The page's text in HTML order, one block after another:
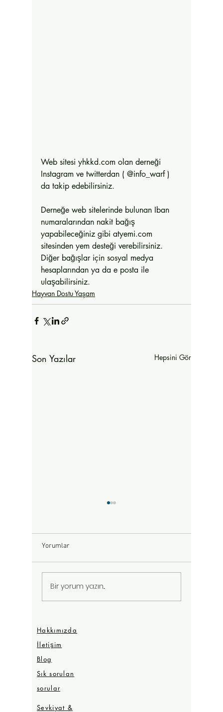
Web sitesi yhkkd.com olan derneği
Instagram ve twitterdan ( @info_warf )
da takip edebilirsiniz.
Derneğe web sitelerinde bulunan Iban
numaralarından nakit bağış
yapabileceğiniz gibi atyemi.com
sitesinden yem desteği verebilirsiniz.
Diğer bağışlar için sosyal medya
hesaplarından ya da e posta ile
ulaşabilirsiniz.
Hayvan Dostu Yaşam
Son Yazılar Hepsini Gör
Hayvan Deneyleri ve
ürünlerimiz hakkında
Yorumlar
Bir yorum yazın...
Hakkımızda
İletişim
Blog
Sık sorulan
sorular
Sevkiyat &